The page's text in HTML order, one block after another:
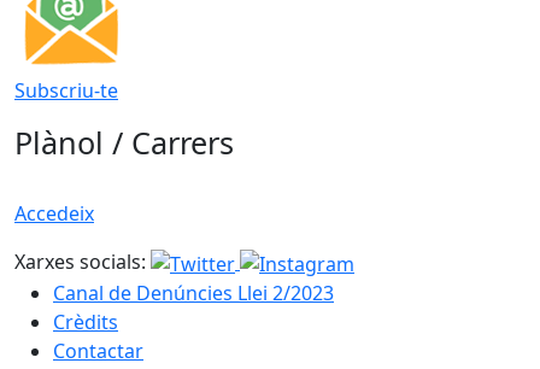
Subscriu-te
Plànol / Carrers
Accedeix
Xarxes socials:
Canal de Denúncies Llei 2/2023
Crèdits
Contactar